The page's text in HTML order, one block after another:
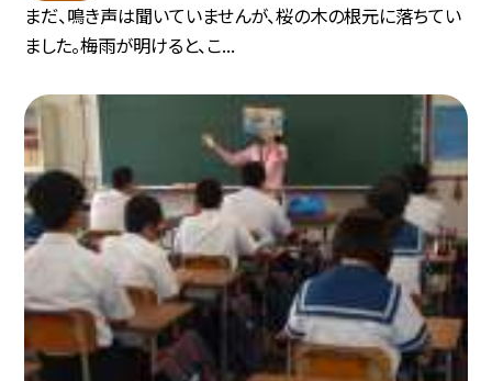
まだ、鳴き声は聞いていませんが、桜の木の根元に落ちてい
ました。梅雨が明けると、こ...